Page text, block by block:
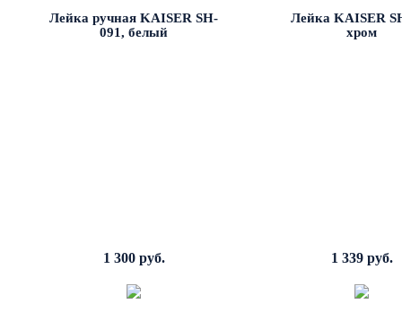
Лейка ручная KAISER SH-
091, белый
1 300 руб.
Лейка KAISER
хром
1 339 руб.